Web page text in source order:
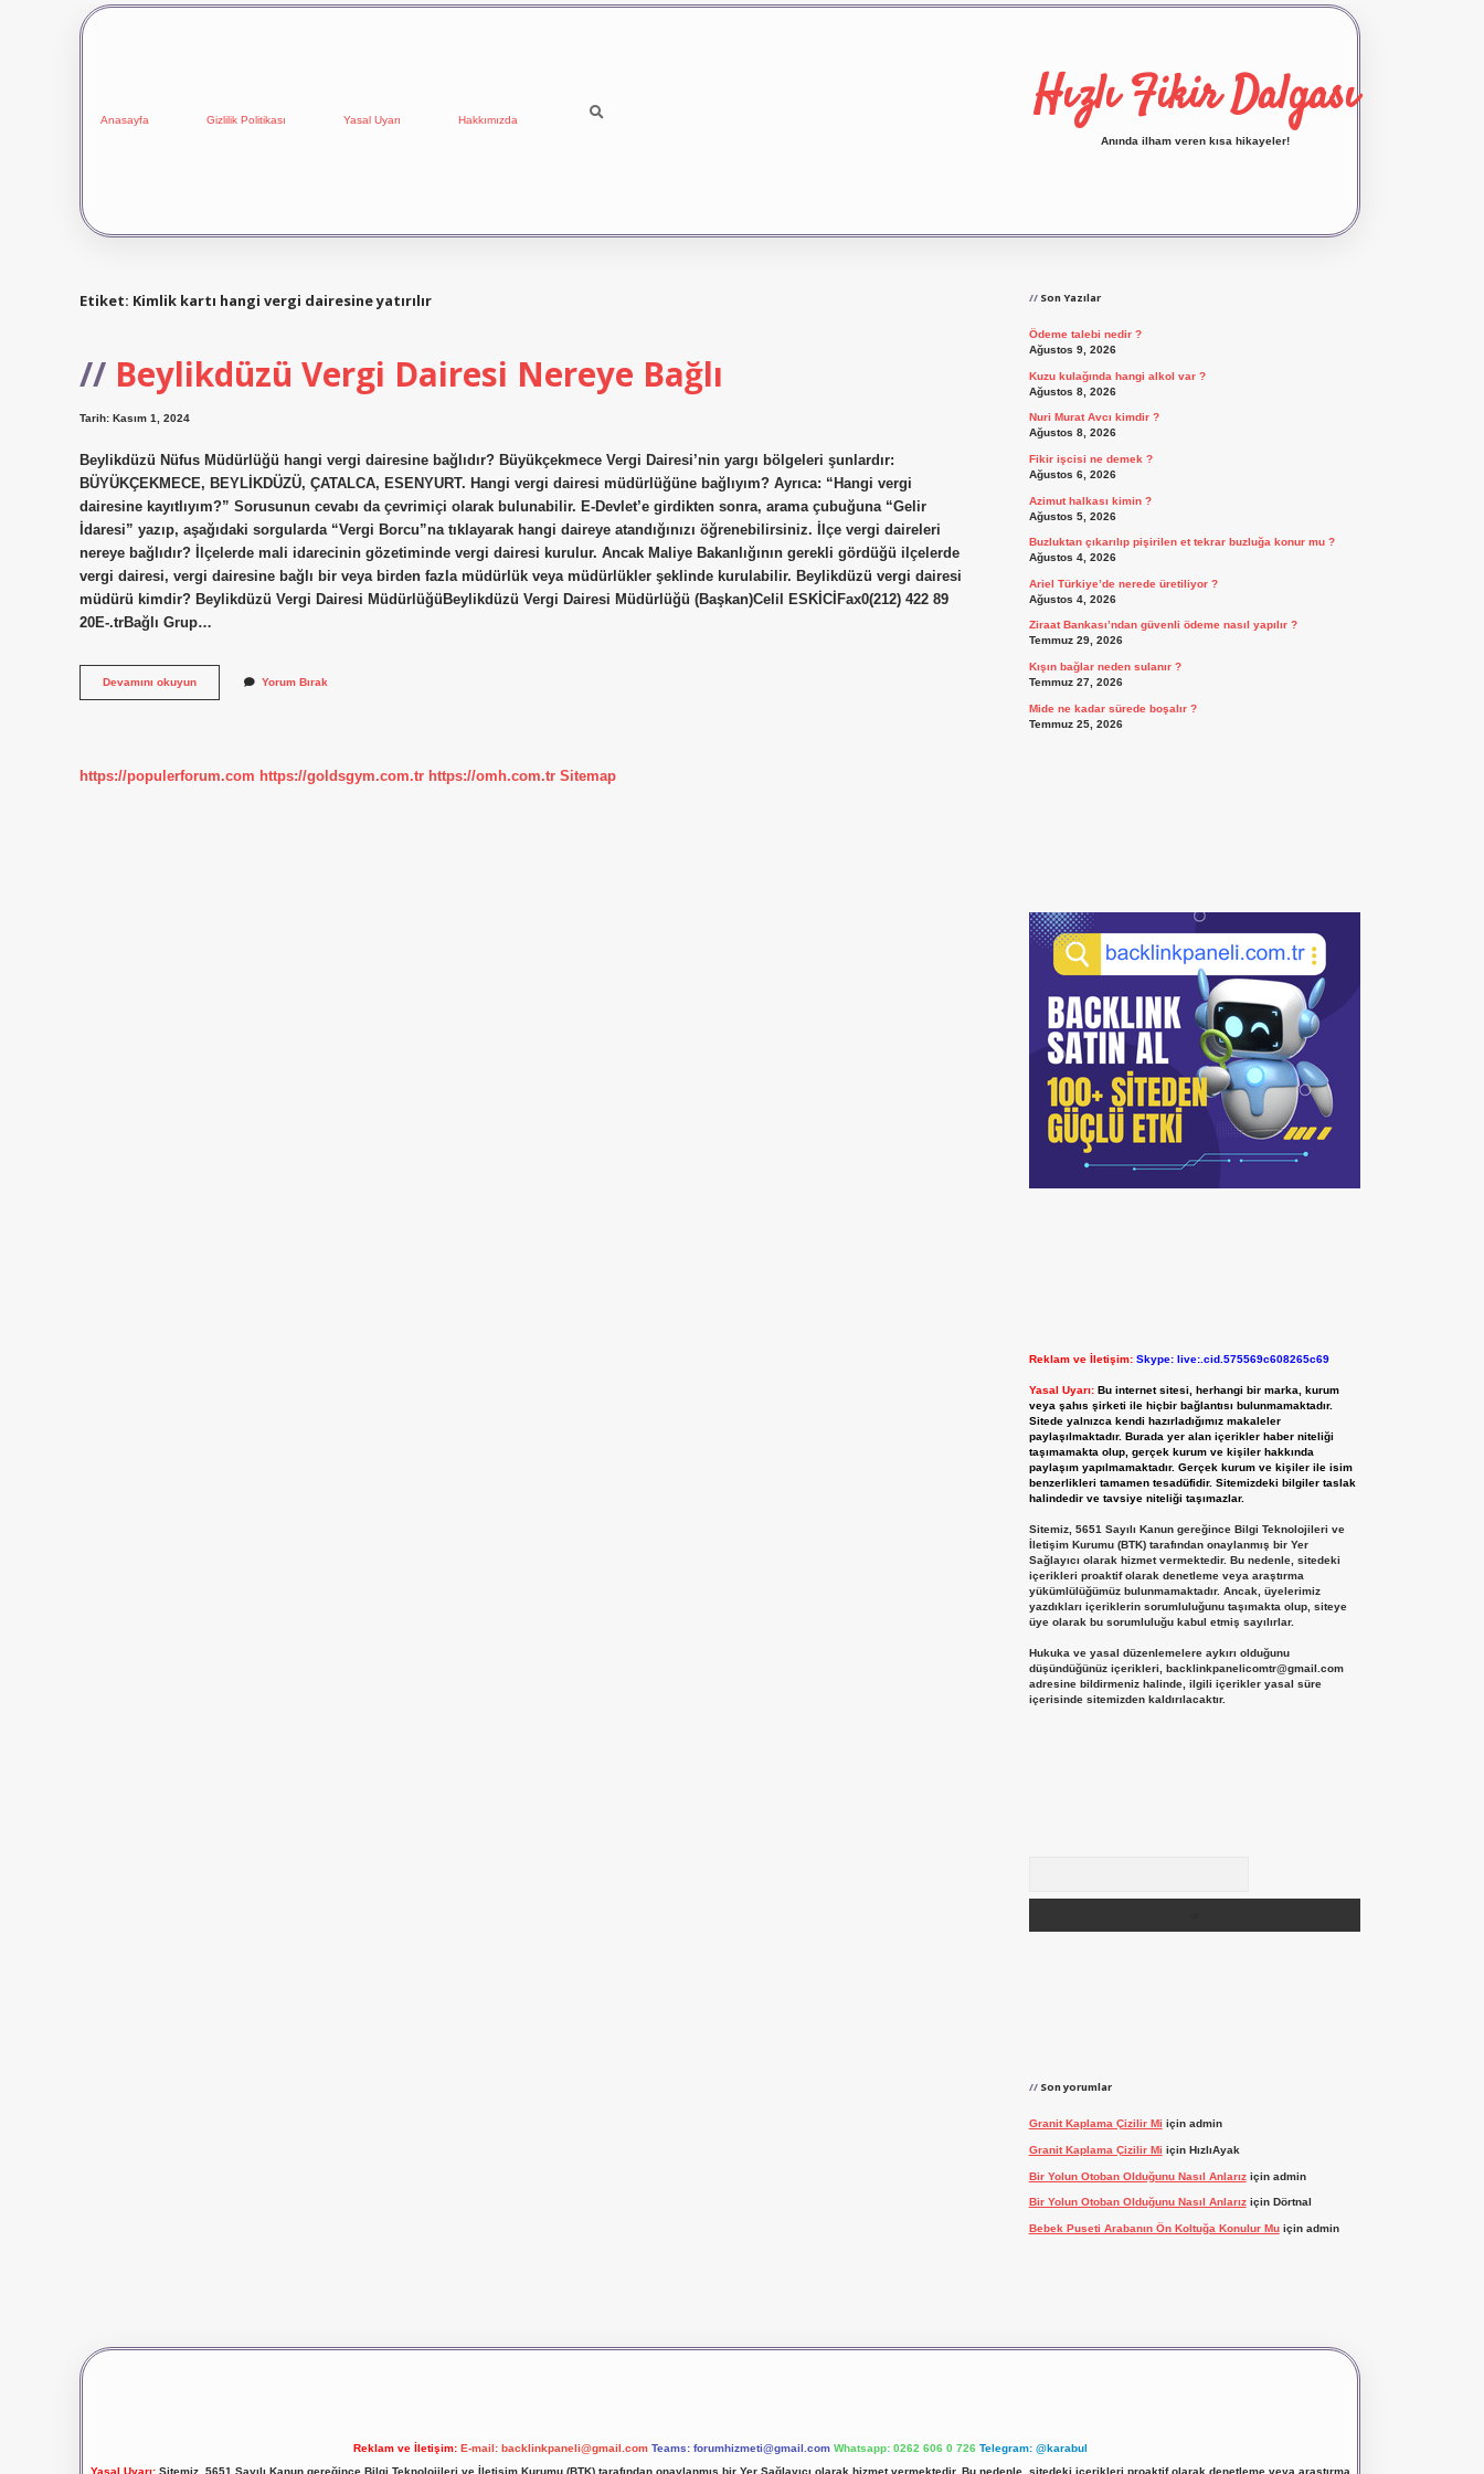
Anasayfa Gizlilik Politikası Yasal Uyarı Hakkımızda Hızlı Fikir Dalgası
Anında ilham veren kısa hikayeler!
Etiket: Kimlik kartı hangi vergi dairesine yatırılır
Beylikdüzü Vergi Dairesi Nereye Bağlı
Tarih: Kasım 1, 2024
Beylikdüzü Nüfus Müdürlüğü hangi vergi dairesine bağlıdır? Büyükçekmece Vergi Dairesi’nin yargı bölgeleri şunlardır:
BÜYÜKÇEKMECE, BEYLİKDÜZÜ, ÇATALCA, ESENYURT. Hangi vergi dairesi müdürlüğüne bağlıyım? Ayrıca: “Hangi vergi
dairesine kayıtlıyım?” Sorusunun cevabı da çevrimiçi olarak bulunabilir. E-Devlet’e girdikten sonra, arama çubuğuna “Gelir
İdaresi” yazıp, aşağıdaki sorgularda “Vergi Borcu”na tıklayarak hangi daireye atandığınızı öğrenebilirsiniz. İlçe vergi daireleri
nereye bağlıdır? İlçelerde mali idarecinin gözetiminde vergi dairesi kurulur. Ancak Maliye Bakanlığının gerekli gördüğü ilçelerde
vergi dairesi, vergi dairesine bağlı bir veya birden fazla müdürlük veya müdürlükler şeklinde kurulabilir. Beylikdüzü vergi dairesi
müdürü kimdir? Beylikdüzü Vergi Dairesi MüdürlüğüBeylikdüzü Vergi Dairesi Müdürlüğü (Başkan)Celil ESKİCİFax0(212) 422 89
20E-.trBağlı Grup…
Devamını okuyunBeylikdüzü
Vergi
Yorum Bırak
https://populerforum.com https://goldsgym.com.tr https://omh.com.tr Sitemap
Son Yazılar
Ödeme talebi nedir ?
Ağustos 9, 2026
Kuzu kulağında hangi alkol var ?
Ağustos 8, 2026
Nuri Murat Avcı kimdir ?
Ağustos 8, 2026
Fikir işcisi ne demek ?
Ağustos 6, 2026
Azimut halkası kimin ?
Ağustos 5, 2026
Buzluktan çıkarılıp pişirilen et tekrar buzluğa konur mu ?
Ağustos 4, 2026
Ariel Türkiye’de nerede üretiliyor ?
Ağustos 4, 2026
Ziraat Bankası’ndan güvenli ödeme nasıl yapılır ?
Temmuz 29, 2026
Kışın bağlar neden sulanır ?
Temmuz 27, 2026
Mide ne kadar sürede boşalır ?
Temmuz 25, 2026
Reklam ve İletişim: Skype: live:.cid.575569c608265c69
Yasal Uyarı: Bu internet sitesi, herhangi bir marka, kurum
veya şahıs şirketi ile hiçbir bağlantısı bulunmamaktadır.
Sitede yalnızca kendi hazırladığımız makaleler
paylaşılmaktadır. Burada yer alan içerikler haber niteliği
taşımamakta olup, gerçek kurum ve kişiler hakkında
paylaşım yapılmamaktadır. Gerçek kurum ve kişiler ile isim
benzerlikleri tamamen tesadüfidir. Sitemizdeki bilgiler taslak
halindedir ve tavsiye niteliği taşımazlar.
Sitemiz, 5651 Sayılı Kanun gereğince Bilgi Teknolojileri ve
İletişim Kurumu (BTK) tarafından onaylanmış bir Yer
Sağlayıcı olarak hizmet vermektedir. Bu nedenle, sitedeki
içerikleri proaktif olarak denetleme veya araştırma
yükümlülüğümüz bulunmamaktadır. Ancak, üyelerimiz
yazdıkları içeriklerin sorumluluğunu taşımakta olup, siteye
üye olarak bu sorumluluğu kabul etmiş sayılırlar.
Hukuka ve yasal düzenlemelere aykırı olduğunu
düşündüğünüz içerikleri, backlinkpanelicomtr@gmail.com
adresine bildirmeniz halinde, ilgili içerikler yasal süre
içerisinde sitemizden kaldırılacaktır.
Son yorumlar
Granit Kaplama Çizilir Mi için admin
Granit Kaplama Çizilir Mi için HızlıAyak
Bir Yolun Otoban Olduğunu Nasıl Anlarıziçin admin
Bir Yolun Otoban Olduğunu Nasıl Anlarıziçin Dörtnal
Bebek Puseti Arabanın Ön Koltuğa Konulur Muiçin admin
Reklam ve İletişim: E-mail: backlinkpaneli@gmail.com Teams: forumhizmeti@gmail.com Whatsapp: 0262 606 0 726 Telegram: @karabul
Yasal Uyarı:Sitemiz, 5651 Sayılı Kanun gereğince Bilgi Teknolojileri ve İletişim Kurumu (BTK) tarafından onaylanmış bir Yer Sağlayıcı olarak hizmet vermektedir. Bu nedenle, sitedeki içerikleri proaktif olarak denetleme veya araştırma